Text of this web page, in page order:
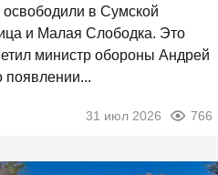
освободили в Сумской
и Малая Слободка. Это
министр обороны Андрей
появлении...
31 июл 2026 766